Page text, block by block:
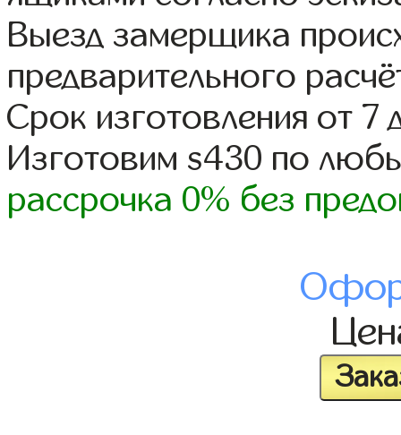
Выезд замерщика
предварительного
Срок изготовления от 7
Изготовим s430 по
рассрочка 0% без